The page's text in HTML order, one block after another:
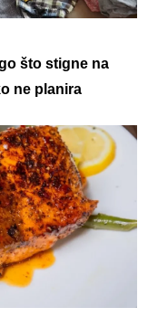
što stigne na
ne planira